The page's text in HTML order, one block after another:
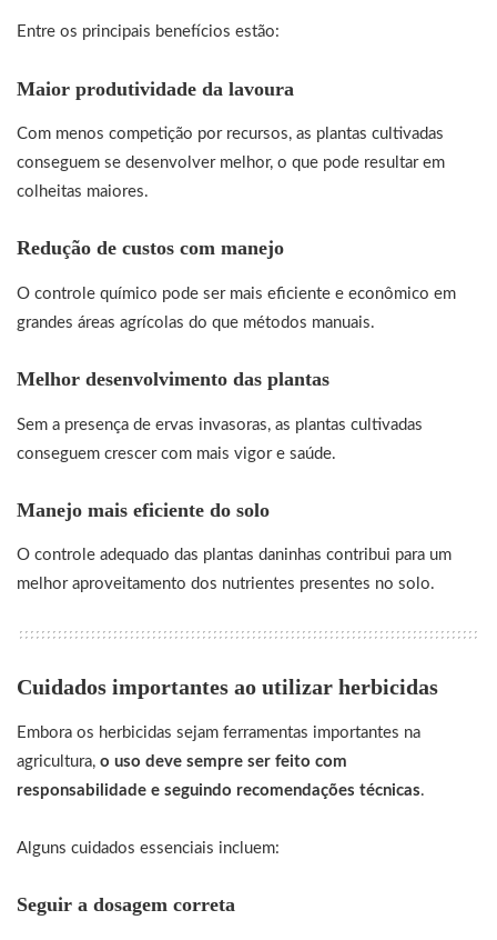
Entre os principais benefícios estão:
Maior produtividade da lavoura
Com menos competição por recursos, as plantas cultivadas
conseguem se desenvolver melhor, o que pode resultar em
colheitas maiores.
Redução de custos com manejo
O controle químico pode ser mais eficiente e econômico em
grandes áreas agrícolas do que métodos manuais.
Melhor desenvolvimento das plantas
Sem a presença de ervas invasoras, as plantas cultivadas
conseguem crescer com mais vigor e saúde.
Manejo mais eficiente do solo
O controle adequado das plantas daninhas contribui para um
melhor aproveitamento dos nutrientes presentes no solo.
Cuidados importantes ao utilizar herbicidas
Embora os herbicidas sejam ferramentas importantes na
agricultura, o uso deve sempre ser feito com
responsabilidade e seguindo recomendações técnicas.
Alguns cuidados essenciais incluem:
Seguir a dosagem correta